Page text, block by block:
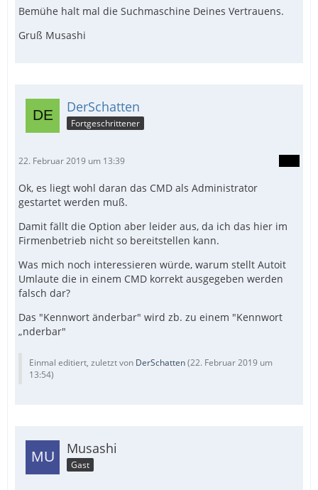
Bemühe halt mal die Suchmaschine Deines Vertrauens.
Gruß Musashi
DerSchatten
Fortgeschrittener
22. Februar 2019 um 13:39
Ok, es liegt wohl daran das CMD als Administrator
gestartet werden muß.
Damit fällt die Option aber leider aus, da ich das hier im
Firmenbetrieb nicht so bereitstellen kann.
Was mich noch interessieren würde, warum stellt Autoit
Umlaute die in einem CMD korrekt ausgegeben werden
falsch dar?
Das "Kennwort änderbar" wird zb. zu einem "Kennwort
„nderbar"
Einmal editiert, zuletzt von DerSchatten(22. Februar 2019 um
13:54)
Musashi
Gast